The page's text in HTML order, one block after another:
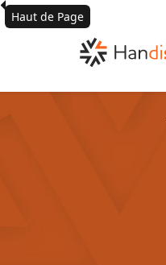
Haut de Page